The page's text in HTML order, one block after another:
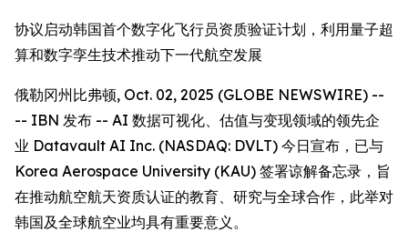
协议启动韩国首个数字化飞行员资质验证计划，利用量子超
算和数字孪生技术推动下一代航空发展
俄勒冈州比弗顿, Oct. 02, 2025 (GLOBE NEWSWIRE) --
-- IBN 发布 -- AI 数据可视化、估值与变现领域的领先企
业 Datavault AI Inc. (NASDAQ: DVLT) 今日宣布，已与
Korea Aerospace University (KAU) 签署谅解备忘录，旨
在推动航空航天资质认证的教育、研究与全球合作，此举对
韩国及全球航空业均具有重要意义。